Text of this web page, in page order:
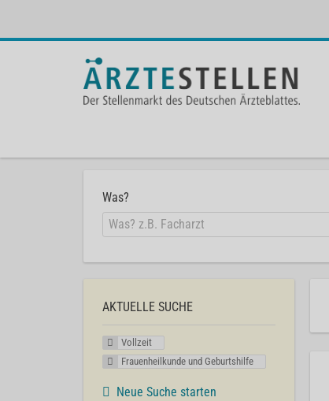
Was?
AKTUELLE SUCHE
Vollzeit
Frauenheilkunde und Geburtshilfe
Neue Suche starten